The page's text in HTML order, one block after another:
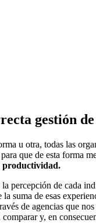
gestión
u otra, todas las
que de esta forma
productividad.
percepción de cada
suma de esas
de agencias que
y, en